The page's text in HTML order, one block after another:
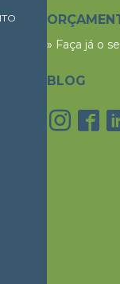
» Faça já o
BLOG